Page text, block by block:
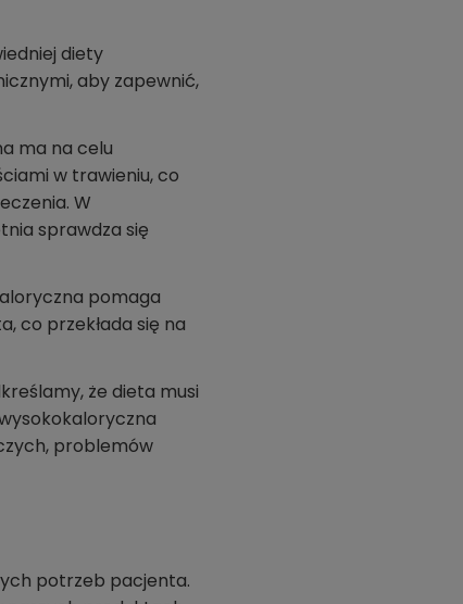
diety
aby zapewnić,
ma na celu
w trawieniu, co
W
sprawdza się
pomaga
co przekłada się na
że dieta musi
problemów
potrzeb pacjenta.